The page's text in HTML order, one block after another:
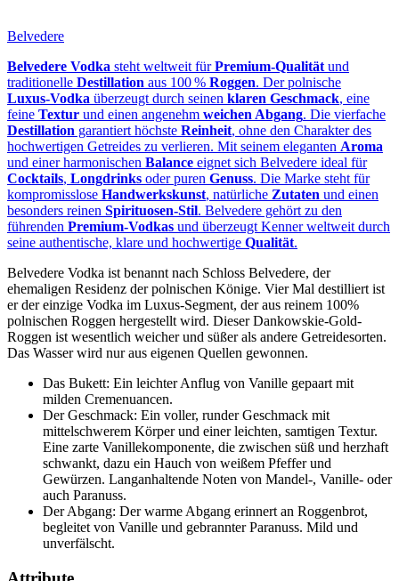
Belvedere
Belvedere Vodka steht weltweit fürPremium‑Qualität und
traditionelle Destillation aus 100 % Roggen. Der polnische
Luxus‑Vodka überzeugt durch seinen klaren Geschmack, eine
feine Textur und einen angenehm weichen Abgang. Die vierfache
Destillation garantiert höchste Reinheit, ohne den Charakter des
hochwertigen Getreides zu verlieren. Mit seinem eleganten Aroma
und einer harmonischen Balance eignet sich Belvedere ideal für
Cocktails, Longdrinks oder puren Genuss. Die Marke steht für
kompromisslose Handwerkskunst, natürliche Zutaten und einen
besonders reinen Spirituosen‑Stil. Belvedere gehört zu den
führenden Premium‑Vodkas und überzeugt Kenner weltweit durch
seine authentische, klare und hochwertige Qualität.
Belvedere Vodka ist benannt nach Schloss Belvedere, der
ehemaligen Residenz der polnischen Könige. Vier Mal destilliert ist
er der einzige Vodka im Luxus-Segment, der aus reinem 100%
polnischen Roggen hergestellt wird. Dieser Dankowskie-Gold-
Roggen ist wesentlich weicher und süßer als andere Getreidesorten.
Das Wasser wird nur aus eigenen Quellen gewonnen.
Das Bukett: Ein leichter Anflug von Vanille gepaart mit
milden Cremenuancen.
Der Geschmack: Ein voller, runder Geschmack mit
mittelschwerem Körper und einer leichten, samtigen Textur.
Eine zarte Vanillekomponente, die zwischen süß und herzhaft
schwankt, dazu ein Hauch von weißem Pfeffer und
Gewürzen. Langanhaltende Noten von Mandel-, Vanille- oder
auch Paranuss.
Der Abgang: Der warme Abgang erinnert an Roggenbrot,
begleitet von Vanille und gebrannter Paranuss. Mild und
unverfälscht.